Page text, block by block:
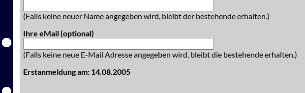
(Falls keine neuer Name angegeben wird, bleibt der bestehende erhalten.)
Ihre eMail (optional)
(Falls keine neue E-Mail Adresse angegeben wird, bleibt die bestehende erhalten.)
Erstanmeldung am: 14.08.2005